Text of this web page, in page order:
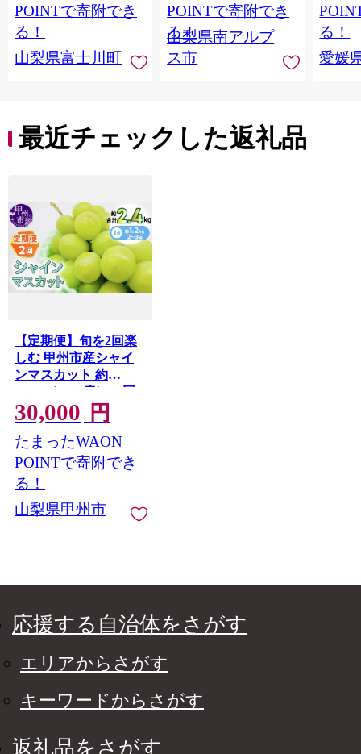
房） フルーツ 山梨県
産 果物 くだもの シャ
イン マスカット ぶど
う ブドウ 葡萄 大粒 種
POINTで寄附でき
る！
山梨県富士川町
便発送 ALPAG007
POINTで寄附でき
る！
山梨県南アルプ
ス市
あり
ツ 高
産地直
レンジ
る！
愛媛
最近チェックした返礼品
【定期便】旬を2回楽
しむ 甲州市産シャイ
ンマスカット 約
1.2kg（2～3房）×2回
【2026年発送】
（KSB）D5-101-1【シ
ャインマスカット 葡
萄 ぶどう ブドウ 令和
8年発送 期間限定 山梨
県産 甲州市 フルーツ
果物】
30,000 円
たまったWAON
POINTで寄附でき
る！
山梨県甲州市
応援する自治体をさがす
エリアからさがす
キーワードからさがす
返礼品をさがす